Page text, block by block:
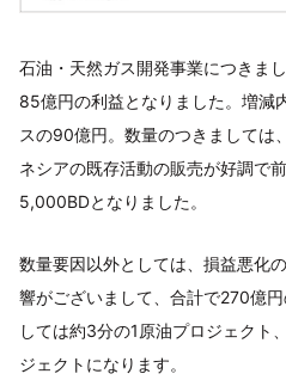
石油・天然ガス開発事業につきま
85億円の利益となりました。増減
スの90億円。数量のつきましては
ネシアの既存活動の販売が好調で
5,000BDとなりました。
数量要因以外としては、損益悪化
響がございまして、合計で270億
しては約3分の1原油プロジェクト
ジェクトになります。